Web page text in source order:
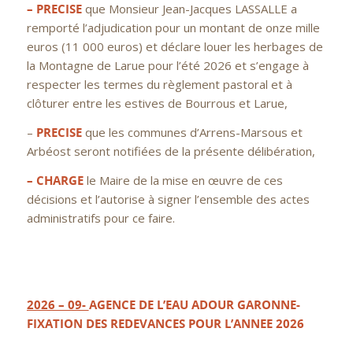
– PRECISE que Monsieur Jean-Jacques LASSALLE a
remporté l’adjudication pour un montant de onze mille
euros (11 000 euros) et déclare louer les herbages de
la Montagne de Larue pour l’été 2026 et s’engage à
respecter les termes du règlement pastoral et à
clôturer entre les estives de Bourrous et Larue,
– PRECISE que les communes d’Arrens-Marsous et
Arbéost seront notifiées de la présente délibération,
– CHARGEle Maire de la mise en œuvre de ces
décisions et l’autorise à signer l’ensemble des actes
administratifs pour ce faire.
2026 – 09- AGENCE DE L’EAU ADOUR GARONNE-
FIXATION DES REDEVANCES POUR L’ANNEE 2026